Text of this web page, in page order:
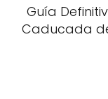
Guía
Caducada